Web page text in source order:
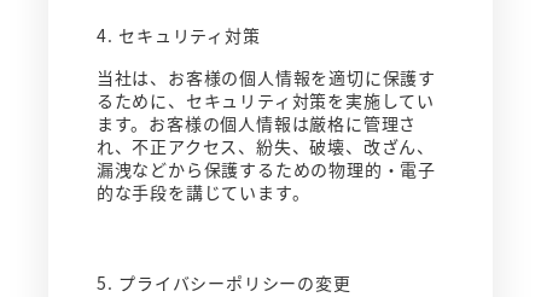
4. セキュリティ対策
当社は、お客様の個人情報を適切に保護す
るために、セキュリティ対策を実施してい
ます。お客様の個人情報は厳格に管理さ
れ、不正アクセス、紛失、破壊、改ざん、
漏洩などから保護するための物理的・電子
的な手段を講じています。
5. プライバシーポリシーの変更